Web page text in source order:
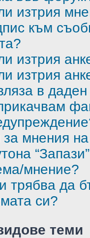
изтрия
към
изтрия
изтрия
в
мнения
мнение?
трябва да
си?
теми